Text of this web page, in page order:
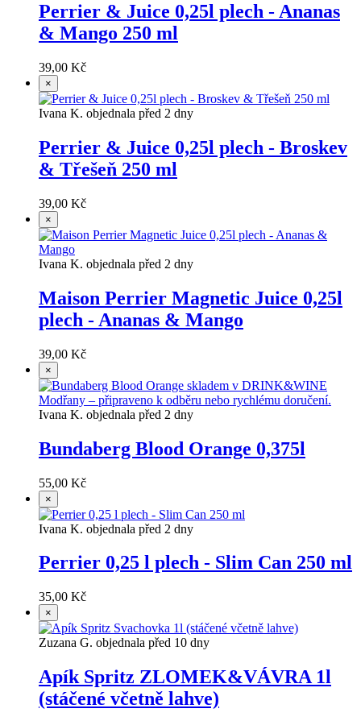
Perrier & Juice 0,25l plech - Ananas
& Mango 250 ml
39,00 Kč
×
Ivana K. objednala před 2 dny
Perrier & Juice 0,25l plech - Broskev
& Třešeň 250 ml
39,00 Kč
×
Ivana K. objednala před 2 dny
Maison Perrier Magnetic Juice 0,25l
plech - Ananas & Mango
39,00 Kč
×
Ivana K. objednala před 2 dny
Bundaberg Blood Orange 0,375l
55,00 Kč
×
Ivana K. objednala před 2 dny
Perrier 0,25 l plech - Slim Can 250 ml
35,00 Kč
×
Zuzana G. objednala před 10 dny
Apík Spritz ZLOMEK&VÁVRA 1l
(stáčené včetně lahve)